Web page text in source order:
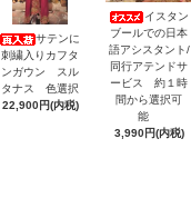
サテンに
刺繍入りカフタ
ンガウン スル
タナス 色選択
22,900円(内税)
イスタン
ブールでの日本
語アシスタント/
同行アテンドサ
ービス 約１時
間から選択可
能
3,990円(内税)